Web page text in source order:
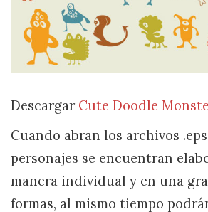
Descargar Cute Doodle
Cuando abran los archivos
personajes se encuentran
manera individual y en una
formas, al mismo tiempo